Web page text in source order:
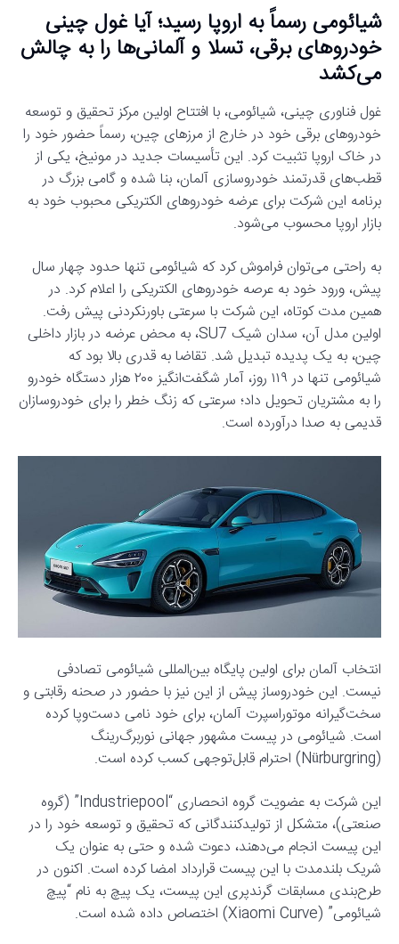
شیائومی رسماً به اروپا رسید؛ آیا غول چینی
خودروهای برقی، تسلا و آلمانی‌ها را به چالش
می‌کشد
غول فناوری چینی، شیائومی، با افتتاح اولین مرکز تحقیق و توسعه
خودروهای برقی خود در خارج از مرزهای چین، رسماً حضور خود را
در خاک اروپا تثبیت کرد. این تأسیسات جدید در مونیخ، یکی از
قطب‌های قدرتمند خودروسازی آلمان، بنا شده و گامی بزرگ در
برنامه این شرکت برای عرضه خودروهای الکتریکی محبوب خود به
بازار اروپا محسوب می‌شود.
به راحتی می‌توان فراموش کرد که شیائومی تنها حدود چهار سال
پیش، ورود خود به عرصه خودروهای الکتریکی را اعلام کرد. در
همین مدت کوتاه، این شرکت با سرعتی باورنکردنی پیش رفت.
اولین مدل آن، سدان شیک SU7، به محض عرضه در بازار داخلی
چین، به یک پدیده تبدیل شد. تقاضا به قدری بالا بود که
شیائومی تنها در ۱۱۹ روز، آمار شگفت‌انگیز ۲۰۰ هزار دستگاه خودرو
را به مشتریان تحویل داد؛ سرعتی که زنگ خطر را برای خودروسازان
قدیمی به صدا درآورده است.
انتخاب آلمان برای اولین پایگاه بین‌المللی شیائومی تصادفی
نیست. این خودروساز پیش از این نیز با حضور در صحنه رقابتی و
سخت‌گیرانه موتوراسپرت آلمان، برای خود نامی دست‌وپا کرده
است. شیائومی در پیست مشهور جهانی نوربرگ‌رینگ
(Nürburgring) احترام قابل‌توجهی کسب کرده است.
این شرکت به عضویت گروه انحصاری “Industriepool” (گروه
صنعتی)، متشکل از تولیدکنندگانی که تحقیق و توسعه خود را در
این پیست انجام می‌دهند، دعوت شده و حتی به عنوان یک
شریک بلندمدت با این پیست قرارداد امضا کرده است. اکنون در
طرح‌بندی مسابقات گرندپری این پیست، یک پیچ به نام “پیچ
شیائومی” (Xiaomi Curve) اختصاص داده شده است.